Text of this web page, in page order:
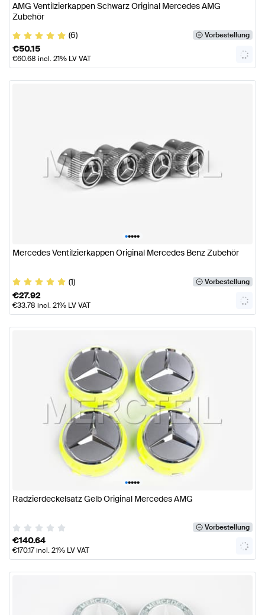
AMG Ventilzierkappen Schwarz Original Mercedes AMG
Zubehör
(6)
Vorbestellung
€50.15
€60.68 incl. 21% LV VAT
•••••
Mercedes Ventilzierkappen Original Mercedes Benz Zubehör
(1) Vorbestellung
€27.92
€33.78 incl. 21% LV VAT
•••••
Radzierdeckelsatz Gelb Original Mercedes AMG
Vorbestellung
€140.64
€170.17incl. 21% LV VAT